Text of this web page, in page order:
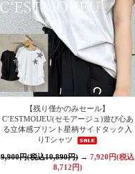
【残り僅かのみセール】
C’ESTMOIJEU(セモアージュ)遊び心あ
る立体感プリント星柄サイドタック入
りTシャツ
9,900円(税込10,890円) → 7,920円(税込
8,712円)